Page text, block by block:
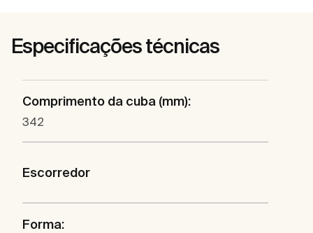
Especificações técnicas
Comprimento da cuba (mm):
342
Escorredor
Forma: